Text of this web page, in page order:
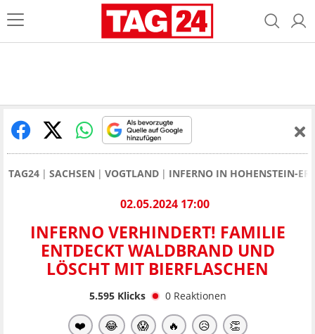
TAG24 SACHSEN VOGTLAND INFERNO IN HOHENSTEIN-
02.05.2024 17:00
INFERNO VERHINDERT! FAMILIE
ENTDECKT WALDBRAND UND
LÖSCHT MIT BIERFLASCHEN
5.595Klicks 0 Reaktionen
❤️ 😂 😱 🔥 😥 👏